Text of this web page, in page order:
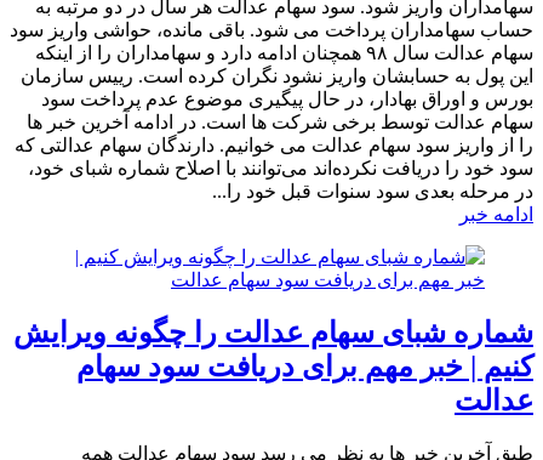
سهامداران واریز شود. سود سهام عدالت هر سال در دو مرتبه به
حساب سهامداران پرداخت می شود. باقی مانده، حواشی واریز سود
سهام عدالت سال ۹۸ همچنان ادامه دارد و سهامداران را از اینکه
این پول به حسابشان واریز نشود نگران کرده است. رییس سازمان
بورس و اوراق بهادار، در حال پیگیری موضوع عدم پرداخت سود
سهام عدالت توسط برخی شرکت ها است. در ادامه آخرین خبر ها
را از واریز سود سهام عدالت می خوانیم. دارندگان سهام عدالتی که
سود خود را دریافت نکرده‌اند می‌توانند با اصلاح شماره شبای خود،
در مرحله بعدی سود سنوات قبل خود را...
ادامه خبر
شماره شبای سهام عدالت را چگونه ویرایش
کنیم | خبر مهم برای دریافت سود سهام
عدالت
طبق آخرین خبر ها به نظر می رسد سود سهام عدالت همه